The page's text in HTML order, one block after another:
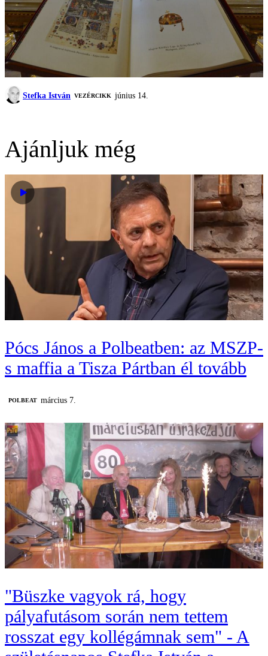
Stefka István VEZÉRCIKK június 14.
Ajánljuk még
Pócs János a Polbeatben: az MSZP-
s maffia a Tisza Pártban él tovább
‎POLBEAT március 7.
"Büszke vagyok rá, hogy
pályafutásom során nem tettem
rosszat egy kollégámnak sem" - A